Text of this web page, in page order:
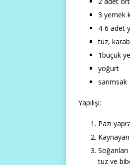
3 yemek
4-6 adet
tuz,
1buçuk
yoğurt
sarımsak
Yapılışı:
Pazı
tuz ve